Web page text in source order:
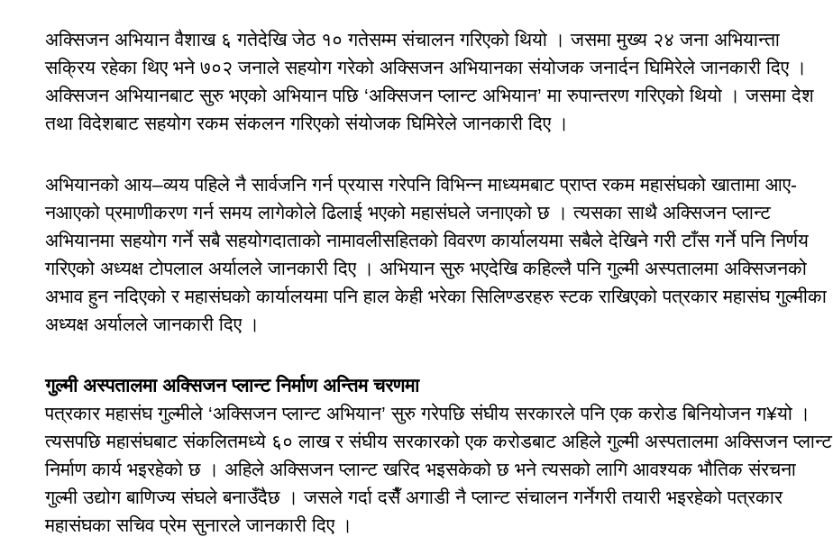
अक्सिजन अभियान वैशाख ६ गतेदेखि जेठ १० गतेसम्म संचालन गरिएको थियो । जसमा मुख्य २४ जना अभियान्ता
सक्रिय रहेका थिए भने ७०२ जनाले सहयोग गरेको अक्सिजन अभियानका संयोजक जनार्दन घिमिरेले जानकारी दिए ।
अक्सिजन अभियानबाट सुरु भएको अभियान पछि ‘अक्सिजन प्लान्ट अभियान’ मा रुपान्तरण गरिएको थियो । जसमा देश
तथा विदेशबाट सहयोग रकम संकलन गरिएको संयोजक घिमिरेले जानकारी दिए ।
अभियानको आय–व्यय पहिले नै सार्वजनि गर्न प्रयास गरेपनि विभिन्न माध्यमबाट प्राप्त रकम महासंघको खातामा आए-
नआएको प्रमाणीकरण गर्न समय लागेकोले ढिलाई भएको महासंघले जनाएको छ । त्यसका साथै अक्सिजन प्लान्ट
अभियानमा सहयोग गर्ने सबै सहयोगदाताको नामावलीसहितको विवरण कार्यालयमा सबैले देखिने गरी टाँस गर्ने पनि निर्णय
गरिएको अध्यक्ष टोपलाल अर्यालले जानकारी दिए । अभियान सुरु भएदेखि कहिल्लै पनि गुल्मी अस्पतालमा अक्सिजनको
अभाव हुन नदिएको र महासंघको कार्यालयमा पनि हाल केही भरेका सिलिण्डरहरु स्टक राखिएको पत्रकार महासंघ गुल्मीका
अध्यक्ष अर्यालले जानकारी दिए ।
गुल्मी अस्पतालमा अक्सिजन प्लान्ट निर्माण अन्तिम चरणमा
पत्रकार महासंघ गुल्मीले ‘अक्सिजन प्लान्ट अभियान’ सुरु गरेपछि संघीय सरकारले पनि एक करोड बिनियोजन ग¥यो ।
त्यसपछि महासंघबाट संकलितमध्ये ६० लाख र संघीय सरकारको एक करोडबाट अहिले गुल्मी अस्पतालमा अक्सिजन प्लान्ट
निर्माण कार्य भइरहेको छ । अहिले अक्सिजन प्लान्ट खरिद भइसकेको छ भने त्यसको लागि आवश्यक भौतिक संरचना
गुल्मी उद्योग बाणिज्य संघले बनाउँदैछ । जसले गर्दा दसैँ अगाडी नै प्लान्ट संचालन गर्नेगरी तयारी भइरहेको पत्रकार
महासंघका सचिव प्रेम सुनारले जानकारी दिए ।